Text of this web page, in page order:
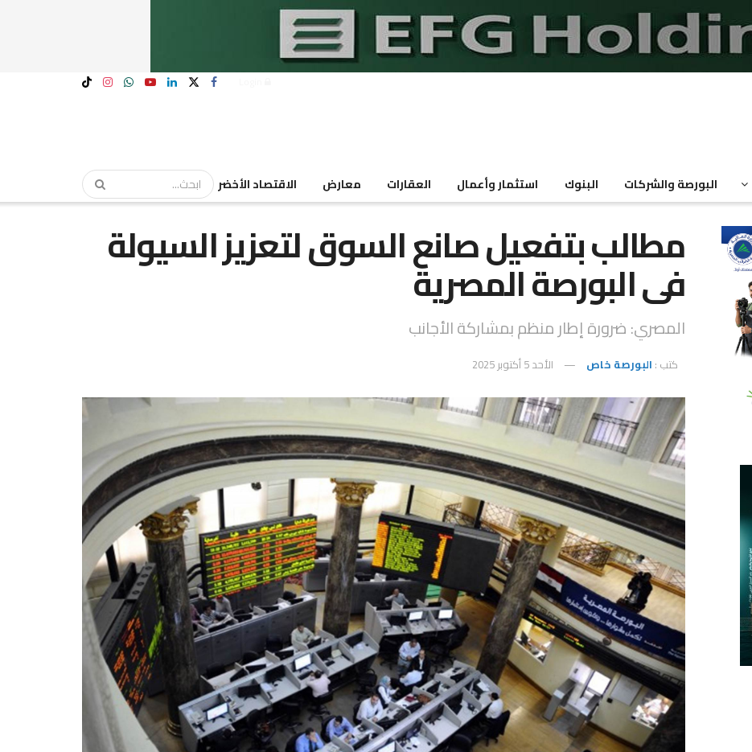
البورصة والشركات البنوك استثمار وأعمال العقارات معارض الاقتصاد الأخضر
مطالب بتفعيل صانع السوق لتعزيز السيولة
فى البورصة المصرية
المصري: ضرورة إطار منظم بمشاركة الأجانب
كتب : البورصة خاص الأحد 5 أكتوبر 2025